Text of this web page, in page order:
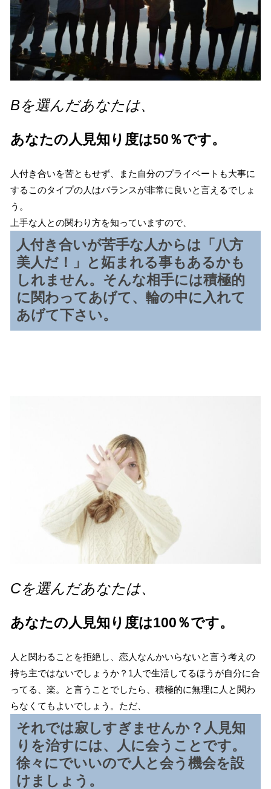
Bを選んだあなたは、
あなたの人見知り度は50％です。
人付き合いを苦ともせず、また自分のプライベートも大事に
するこのタイプの人はバランスが非常に良いと言えるでしょ
う。
上手な人との関わり方を知っていますので、
人付き合いが苦手な人からは「八方
美人だ！」と妬まれる事もあるかも
しれません。そんな相手には積極的
に関わってあげて、輪の中に入れて
あげて下さい。
Cを選んだあなたは、
あなたの人見知り度は100％です。
人と関わることを拒絶し、恋人なんかいらないと言う考えの
持ち主ではないでしょうか？1人で生活してるほうが自分に合
ってる、楽。と言うことでしたら、積極的に無理に人と関わ
らなくてもよいでしょう。ただ、
それでは寂しすぎませんか？人見知
りを治すには、人に会うことです。
徐々にでいいので人と会う機会を設
けましょう。